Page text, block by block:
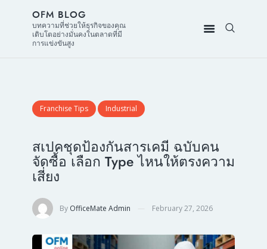
OFM BLOG
บทความที่ช่วยให้ธุรกิจของคุณ
เติบโตอย่างมั่นคงในตลาดที่มี
การแข่งขันสูง
Franchise Tips Industrial
สเปคชุดป้องกันสารเคมี ฉบับคน
จัดซื้อ เลือก Type ไหนให้ตรงความ
เสี่ยง
By OfficeMate Admin February 27, 2026